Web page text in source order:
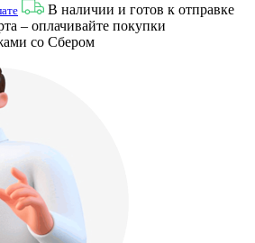
В наличии и готов к отправке
– оплачивайте покупки
со Сбером